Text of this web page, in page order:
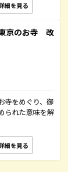
細を見る
京のお寺 改
寺をめぐり、御
られた意味を解
細を見る